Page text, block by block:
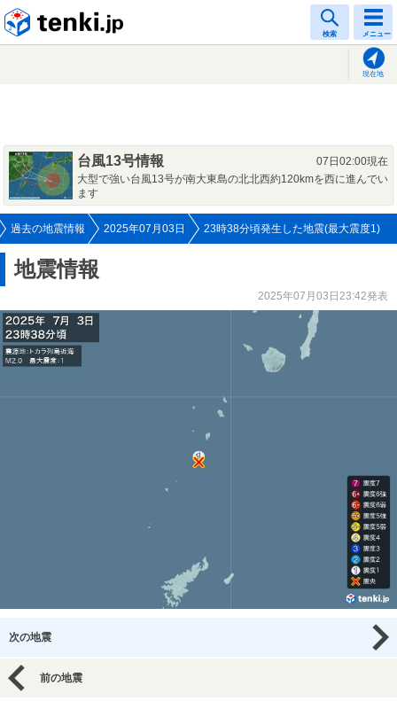
検索 メニュー
現在地
台風13号情報
07日02:00現在
大型で強い台風13号が南大東島の北北西約120kmを西に進んでい
ます
過去の地震情報 2025年07月03日 23時38分頃発生した地震(最大震度1)
地震情報
2025年07月03日23:42発表
次の地震
前の地震